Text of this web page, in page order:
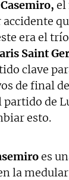
Casemiro, el
era el
Saint
clave
de final
partido de
esto.
es
la medular